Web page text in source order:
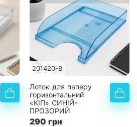
201420-B
Лоток для паперу
горизонтальний
«КІП» СИНІЙ-
ПРОЗОРИЙ
290 грн